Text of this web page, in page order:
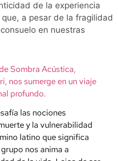
de la experiencia
a pesar de la fragilidad
en nuestras
Sombra Acústica,
nos sumerge en un viaje
profundo.
las nociones
y la vulnerabilidad
latino que significa
grupo nos anima a